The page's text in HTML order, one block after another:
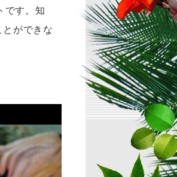
です。知
とができな